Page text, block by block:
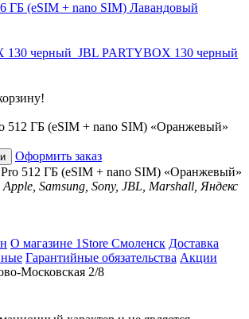
ГБ (eSIM + nano SIM) Лавандовый
JBL PARTYBOX 130 черный
512 ГБ (eSIM + nano SIM) «Оранжевый»
Оформить заказ
512 ГБ (eSIM + nano SIM) «Оранжевый»
Apple, Samsung, Sony, JBL, Marshall, Яндекс
О магазине 1Store Смоленск Доставка
Гарантийные обязательства Акции
Московская 2/8